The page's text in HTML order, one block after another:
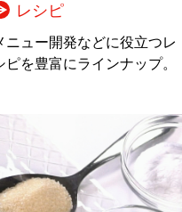
レシピ
ニュー開発などに役立つレ
ピを豊富にラインナップ。